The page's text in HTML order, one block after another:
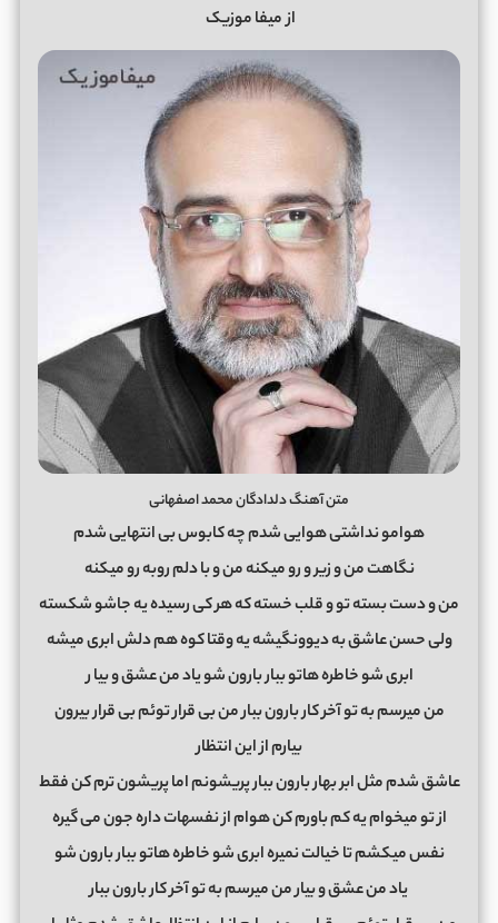
ازمیفا موزیک
متن آهنگ دلدادگان محمد اصفهانی
هوامو نداشتی هوایی شدم چه کابوس بی انتهایی شدم
نگاهت من و زیر و رو میکنه من و با دلم روبه رو میکنه
من و دست بسته تو و قلب خسته که هر کی رسیده یه جاشو شکسته
ولی حسن عاشق به دیوونگیشه یه وقتا کوه هم دلش ابری میشه
ابری شو خاطره هاتو ببار بارون شو یاد من عشق و بیار
من میرسم به تو آخر کار بارون ببار من بی قرار توئم بی قرار بیرون
بیارم از این انتظار
عاشق شدم مثل ابر بهار بارون ببار پریشونم اما پریشون ترم کن فقط
از تو میخوام یه کم باورم کن هوام از نفسهات داره جون می گیره
نفس میکشم تا خیالت نمیره ابری شو خاطره هاتو ببار بارون شو
یاد من عشق و بیار من میرسم به تو آخر کار بارون ببار